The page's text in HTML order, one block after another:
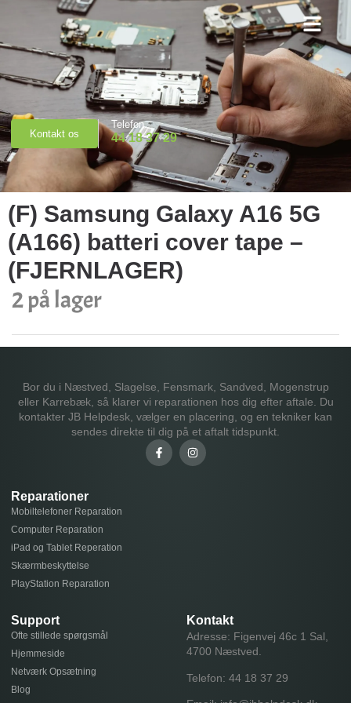
Kontakt os
Telefon
44 18 37 29
(F) Samsung Galaxy A16 5G
(A166) batteri cover tape –
(FJERNLAGER)
2 på lager
Bor du i Næstved, Slagelse, Fensmark, Sandved, Mogenstrup
eller Karrebæk, så klarer vi reparationen hos dig efter aftale. Du
kontakter JB Helpdesk, vælger en placering, og en tekniker kan
sendes direkte til dig på et aftalt tidspunkt.
Reparationer
Mobiltelefoner Reparation
Computer Reparation
iPad og Tablet Reperation
Skærmbeskyttelse
PlayStation Reparation
Support
Ofte stillede spørgsmål
Hjemmeside
Netværk Opsætning
Blog
Kontakt
Adresse: Figenvej 46c 1 Sal,
4700 Næstved.
Telefon: 44 18 37 29